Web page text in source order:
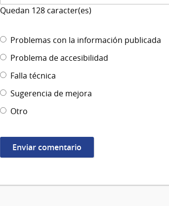
Quedan 128 caracter(es)
Problemas con la información publicada
Problema de accesibilidad
Falla técnica
Sugerencia de mejora
Otro